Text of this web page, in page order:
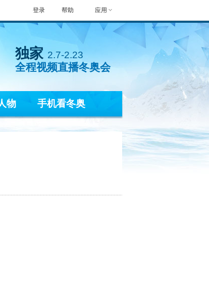
帮助 应用
登录
独家 2.7-2.23
全程视频直播冬奥会
物 手机看冬奥